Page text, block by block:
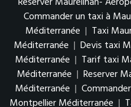
Commander un taxi à
Méditerranée | Taxi
Méditerranée | Devis taxi
Méditerranée | Tarif taxi
Méditerranée | Reserver
Méditerranée |
Montpellier Méditerranée |